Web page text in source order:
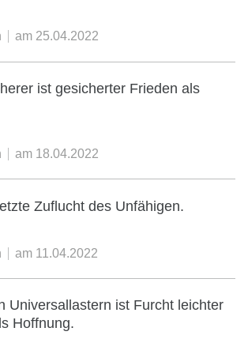
am 25.04.2022
ist gesicherter Frieden als
am 18.04.2022
Zuflucht des Unfähigen.
am 11.04.2022
Universallastern ist Furcht leichter
Hoffnung.